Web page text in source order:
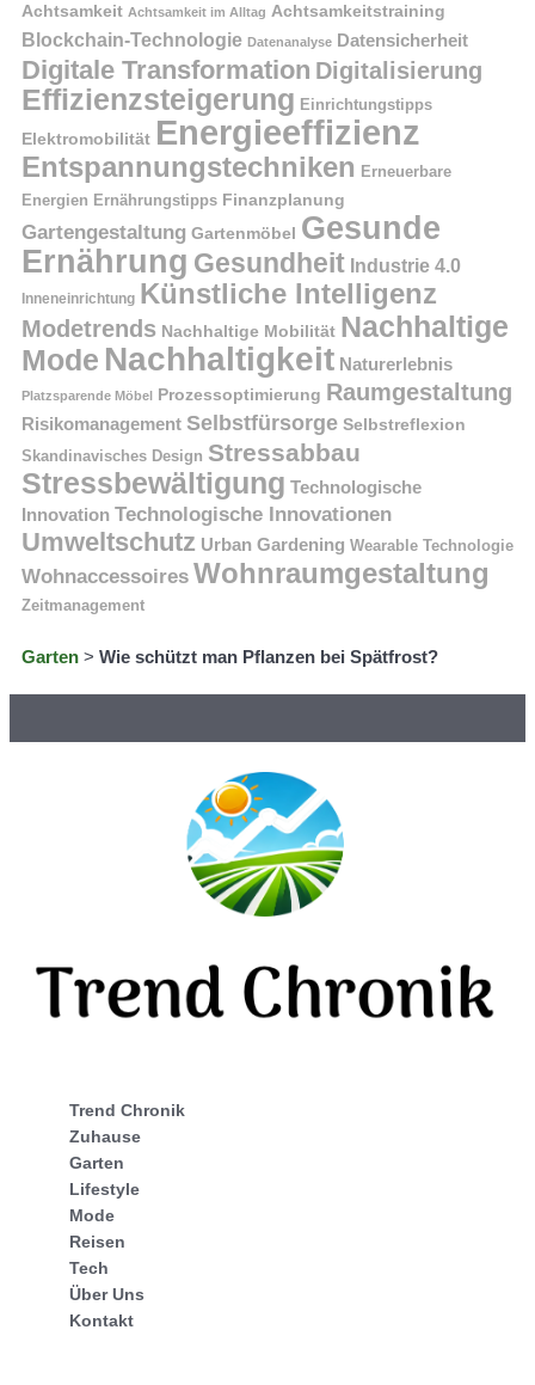
Achtsamkeit Achtsamkeit im Alltag Achtsamkeitstraining
Blockchain-Technologie Datenanalyse Datensicherheit
Digitale Transformation Digitalisierung
Effizienzsteigerung Einrichtungstipps
Elektromobilität Energieeffizienz
Entspannungstechniken Erneuerbare
Energien Ernährungstipps Finanzplanung
Gartengestaltung Gartenmöbel Gesunde
Ernährung Gesundheit Industrie 4.0
Inneneinrichtung Künstliche Intelligenz
Modetrends Nachhaltige Mobilität Nachhaltige
Mode Nachhaltigkeit Naturerlebnis
Platzsparende Möbel Prozessoptimierung Raumgestaltung
Risikomanagement Selbstfürsorge Selbstreflexion
Skandinavisches Design Stressabbau
Stressbewältigung Technologische
Innovation Technologische Innovationen
Umweltschutz Urban Gardening Wearable Technologie
Wohnaccessoires Wohnraumgestaltung
Zeitmanagement
Garten > Wie schützt man Pflanzen bei Spätfrost?
Trend Chronik
Zuhause
Garten
Lifestyle
Mode
Reisen
Tech
Über Uns
Kontakt